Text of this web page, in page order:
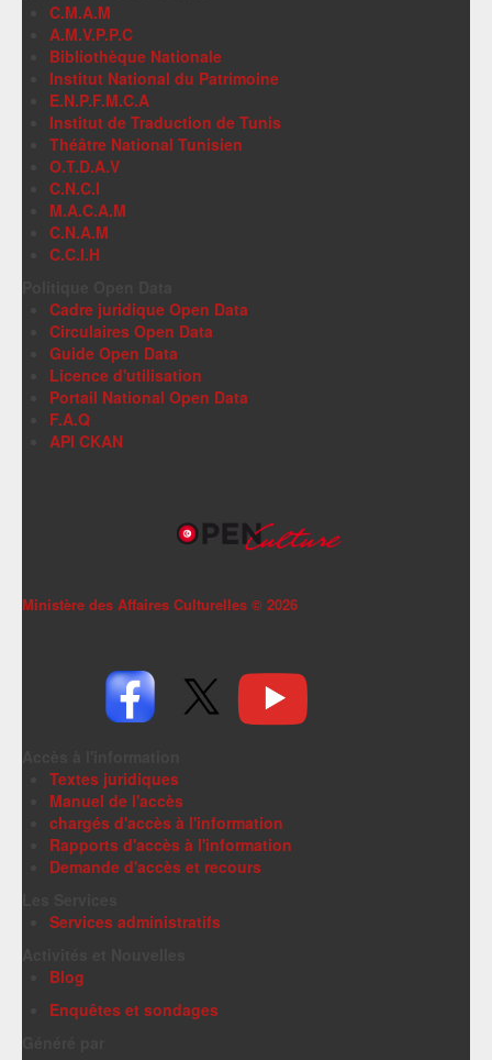
C.M.A.M
A.M.V.P.P.C
Bibliothèque Nationale
Institut National du Patrimoine
E.N.P.F.M.C.A
Institut de Traduction de Tunis
Théâtre National Tunisien
O.T.D.A.V
C.N.C.I
M.A.C.A.M
C.N.A.M
C.C.I.H
Cadre juridique Open Data
Circulaires Open Data
Guide Open Data
Licence d'utilisation
Portail National Open Data
F.A.Q
API CKAN
Ministère des Affaires Culturelles © 2026
Textes juridiques
Manuel de l'accès
chargés d'accès à l'information
Rapports d'accès à l'information
Demande d'accès et recours
Services administratifs
Blog
Enquêtes et sondages